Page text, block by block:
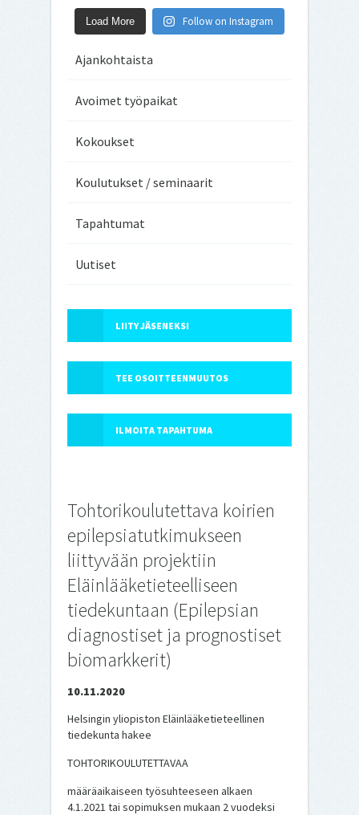
Load More Follow on Instagram
Ajankohtaista
Avoimet työpaikat
Kokoukset
Koulutukset / seminaarit
Tapahtumat
Uutiset
LIITY JÄSENEKSI
TEE OSOITTEENMUUTOS
ILMOITA TAPAHTUMA
Tohtorikoulutettava koirien
epilepsiatutkimukseen
liittyvään projektiin
Eläinlääketieteelliseen
tiedekuntaan (Epilepsian
diagnostiset ja prognostiset
biomarkkerit)
10.11.2020
Helsingin yliopiston Eläinlääketieteellinen
tiedekunta hakee
TOHTORIKOULUTETTAVAA
määräaikaiseen työsuhteeseen alkaen
4.1.2021 tai sopimuksen mukaan 2 vuodeksi